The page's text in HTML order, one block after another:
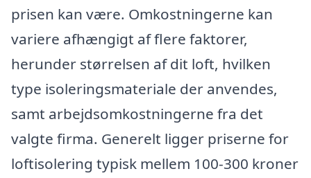
prisen kan være. Omkostningerne kan
variere afhængigt af flere faktorer,
herunder størrelsen af dit loft, hvilken
type isoleringsmateriale der anvendes,
samt arbejdsomkostningerne fra det
valgte firma. Generelt ligger priserne for
loftisolering typisk mellem 100-300 kroner